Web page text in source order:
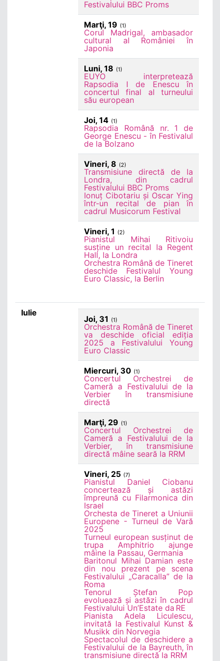
Festivalului BBC Proms
Marţi, 19 (1)
Corul Madrigal, ambasador
cultural al României în
Japonia
Luni, 18 (1)
EUYO interpretează
Rapsodia I de Enescu în
concertul final al turneului
său european
Joi, 14 (1)
Rapsodia Română nr. 1 de
George Enescu - în Festivalul
de la Bolzano
Vineri, 8 (2)
Transmisiune directă de la
Londra, din cadrul
Festivalului BBC Proms
Ionuț Cibotariu și Oscar Ying
într-un recital de pian în
cadrul Musicorum Festival
Vineri, 1 (2)
Pianistul Mihai Ritivoiu
susține un recital la Regent
Hall, la Londra
Orchestra Română de Tineret
deschide Festivalul Young
Euro Classic, la Berlin
Iulie
Joi, 31 (1)
Orchestra Română de Tineret
va deschide oficial ediția
2025 a Festivalului Young
Euro Classic
Miercuri, 30 (1)
Concertul Orchestrei de
Cameră a Festivalului de la
Verbier în transmisiune
directă
Marţi, 29 (1)
Concertul Orchestrei de
Cameră a Festivalului de la
Verbier, în transmisiune
directă mâine seară la RRM
Vineri, 25 (7)
Pianistul Daniel Ciobanu
concertează și astăzi
împreună cu Filarmonica din
Israel
Orchesta de Tineret a Uniunii
Europene - Turneul de Vară
2025
Turneul european susținut de
trupa Amphitrio ajunge
mâine la Passau, Germania
Baritonul Mihai Damian este
din nou prezent pe scena
Festivalului „Caracalla” de la
Roma
Tenorul Ștefan Pop
evoluează și astăzi în cadrul
Festivalului Un’Estate da RE
Pianista Adela Liculescu,
invitată la Festivalul Kunst &
Musikk din Norvegia
Spectacolul de deschidere a
Festivalului de la Bayreuth, în
transmisiune directă la RRM